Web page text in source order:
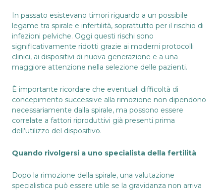
In passato esistevano timori riguardo a un possibile
legame tra spirale e infertilità, soprattutto per il rischio di
infezioni pelviche. Oggi questi rischi sono
significativamente ridotti grazie ai moderni protocolli
clinici, ai dispositivi di nuova generazione e a una
maggiore attenzione nella selezione delle pazienti.
È importante ricordare che eventuali difficoltà di
concepimento successive alla rimozione non dipendono
necessariamente dalla spirale, ma possono essere
correlate a fattori riproduttivi già presenti prima
dell’utilizzo del dispositivo.
Quando rivolgersi a uno specialista della fertilità
Dopo la rimozione della spirale, una valutazione
specialistica può essere utile se la gravidanza non arriva